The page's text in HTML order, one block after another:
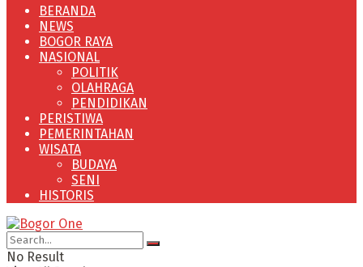
BERANDA
NEWS
BOGOR RAYA
NASIONAL
POLITIK
OLAHRAGA
PENDIDIKAN
PERISTIWA
PEMERINTAHAN
WISATA
BUDAYA
SENI
HISTORIS
No Result